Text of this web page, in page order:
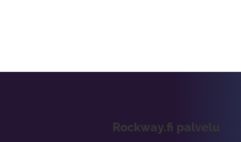
Rockway.fi palvelu